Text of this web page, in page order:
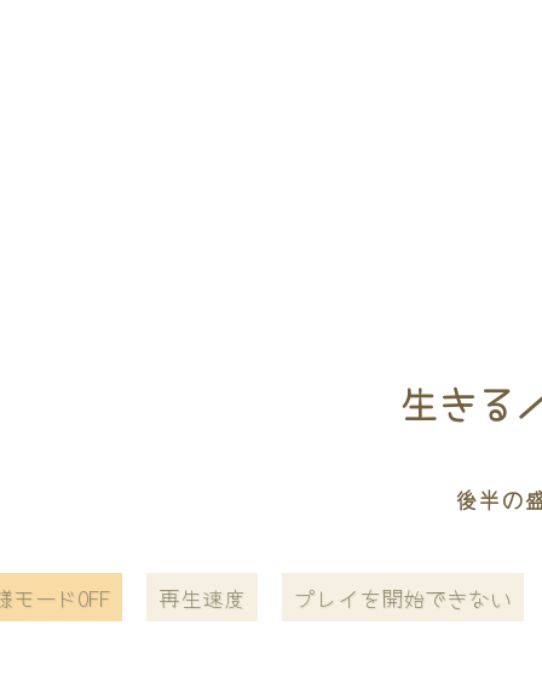
生きる
後半の
モードOFF 再生速度 プレイを開始できない